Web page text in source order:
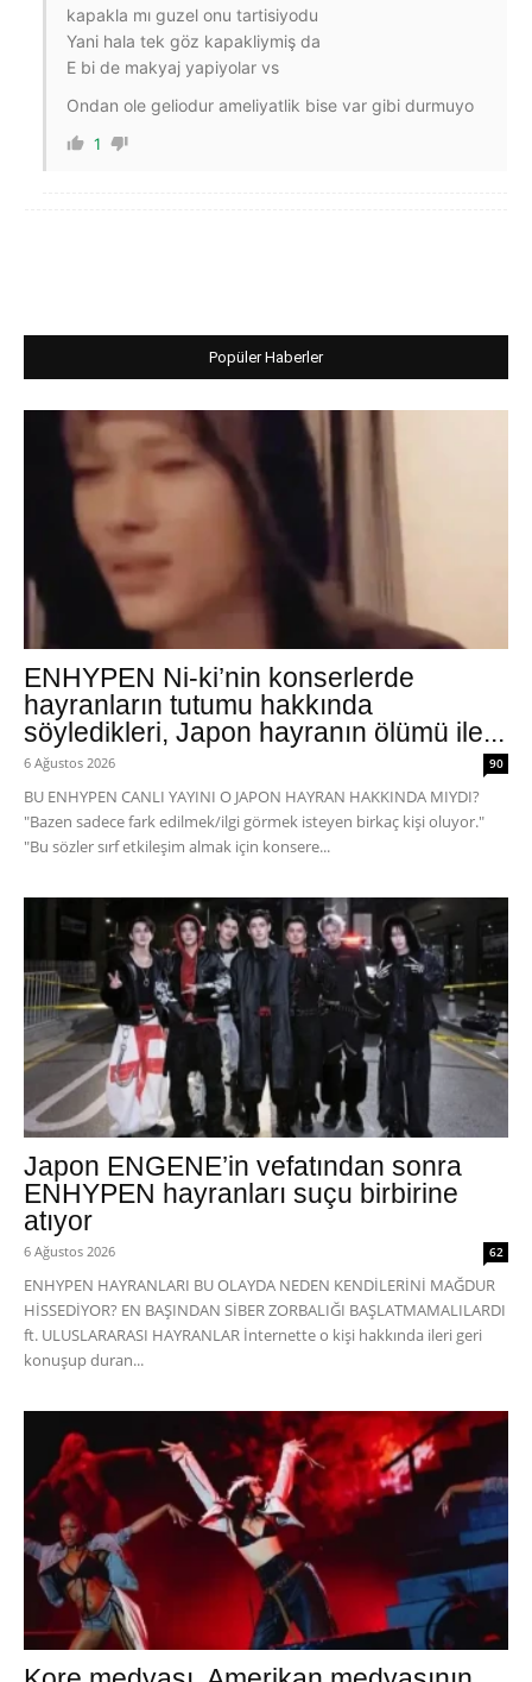
kapakla mı guzel onu tartisiyodu
Yani hala tek göz kapakliymiş da
E bi de makyaj yapiyolar vs
Ondan ole geliodur ameliyatlik bise var gibi durmuyo
1
Popüler Haberler
ENHYPEN Ni-ki’nin konserlerde
hayranların tutumu hakkında
söyledikleri, Japon hayranın ölümü ile...
6 Ağustos 2026 90
BU ENHYPEN CANLI YAYINI O JAPON HAYRAN HAKKINDA MIYDI?
"Bazen sadece fark edilmek/ilgi görmek isteyen birkaç kişi oluyor."
"Bu sözler sırf etkileşim almak için konsere...
Japon ENGENE’in vefatından sonra
ENHYPEN hayranları suçu birbirine
atıyor
6 Ağustos 2026 62
ENHYPEN HAYRANLARI BU OLAYDA NEDEN KENDİLERİNİ MAĞDUR
HİSSEDİYOR? EN BAŞINDAN SİBER ZORBALIĞI BAŞLATMAMALILARDI
ft. ULUSLARARASI HAYRANLAR İnternette o kişi hakkında ileri geri
konuşup duran...